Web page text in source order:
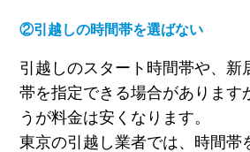
②引越しの時間帯を選ばない
引越しのスタート時間帯や、新
帯を指定できる場合があります
うが料金は安くなります。
東京の引越し業者では、時間帯